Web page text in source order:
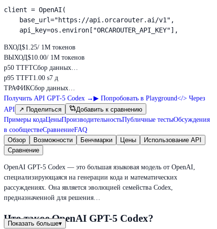
client = OpenAI(
    base_url="https://api.orcarouter.ai/v1",
    api_key=os.environ["ORCAROUTER_API_KEY"],
ВХОД$1.25/ 1M токенов
ВЫХОД$10.00/ 1M токенов
p50 TTFTСбор данных…
p95 TTFT1.00 s7 д
ТРАФИКСбор данных…
Получить API GPT-5 Codex → ▶ Попробовать в Playground</> Через
API
↗ Поделиться
Добавить к сравнению
Примеры кодаЦеныПроизводительностьПубличные тестыОбсуждения
в сообществеСравнениеFAQ
Обзор
Возможности Бенчмарки Цены
Использование API
Сравнение
OpenAI GPT-5 Codex — это большая языковая модель от OpenAI,
специализирующаяся на генерации кода и математических
рассуждениях. Она является эволюцией семейства Codex,
предназначенной для решения…
Что такое OpenAI GPT-5 Codex?
Показать больше▾